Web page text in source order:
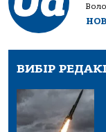
ВИБІР